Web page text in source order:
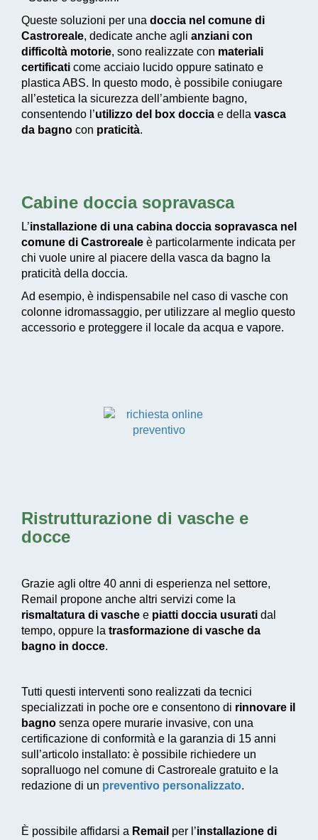
Queste soluzioni per una doccia nel comune di
Castroreale, dedicate anche agli anziani con
difficoltà motorie, sono realizzate con materiali
certificati come acciaio lucido oppure satinato e
plastica ABS. In questo modo, è possibile coniugare
all’estetica la sicurezza dell’ambiente bagno,
consentendo l’utilizzo del box doccia e della vasca
da bagno con praticità.
Cabine doccia sopravasca
L’installazione di una cabina doccia sopravasca nel
comune di Castroreale è particolarmente indicata per
chi vuole unire al piacere della vasca da bagno la
praticità della doccia.
Ad esempio, è indispensabile nel caso di vasche con
colonne idromassaggio, per utilizzare al meglio questo
accessorio e proteggere il locale da acqua e vapore.
Ristrutturazione di vasche e
docce
Grazie agli oltre 40 anni di esperienza nel settore,
Remail propone anche altri servizi come la
rismaltatura di vasche e piatti doccia usurati dal
tempo, oppure la trasformazione di vasche da
bagno in docce.
Tutti questi interventi sono realizzati da tecnici
specializzati in poche ore e consentono di rinnovare il
bagno senza opere murarie invasive, con una
certificazione di conformità e la garanzia di 15 anni
sull’articolo installato: è possibile richiedere un
sopralluogo nel comune di Castroreale gratuito e la
redazione di un preventivo personalizzato.
È possibile affidarsi a Remail per l’installazione di